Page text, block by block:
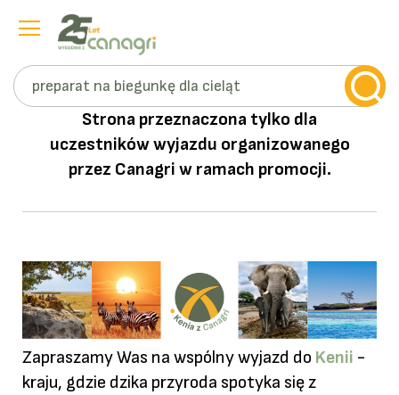
Szukaj
Przejdź
do
treści
Strona przeznaczona tylko dla
uczestników wyjazdu organizowanego
przez Canagri w ramach promocji.
Zapraszamy Was na wspólny wyjazd do Kenii -
kraju, gdzie dzika przyroda spotyka się z